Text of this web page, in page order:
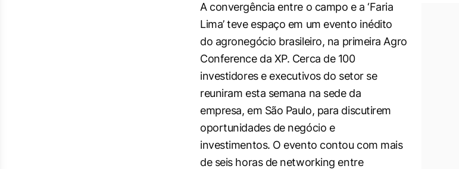
A convergência entre o campo e a ‘Faria
Lima’ teve espaço em um evento inédito
do agronegócio brasileiro, na primeira Agro
Conference da XP. Cerca de 100
investidores e executivos do setor se
reuniram esta semana na sede da
empresa, em São Paulo, para discutirem
oportunidades de negócio e
investimentos. O evento contou com mais
de seis horas de networking entre